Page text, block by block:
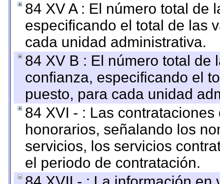
84 XV A : El número total de
especificando el total de las
cada unidad administrativa.
84 XV B : El número total de
confianza, especificando el
puesto, para cada unidad
84 XVI - : Las
honorarios, señalando los
servicios, los servicios
el periodo de contratación.